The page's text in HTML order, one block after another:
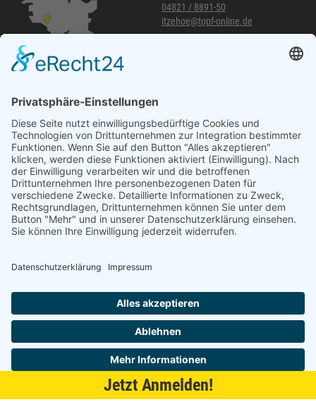
Jetzt Anmelden!
04821 / 8891-50
itzehoe@topf-online.de
040 / 21 04 04 04-04
glinde@topf-online.de
Öffnungszeiten und mehr
Desktop-Version